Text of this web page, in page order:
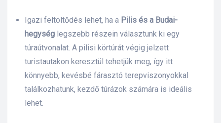
Igazi feltöltődés lehet, ha a Pilis és a Budai-
hegység legszebb részein választunk ki egy
túraútvonalat. A pilisi körtúrát végig jelzett
turistautakon keresztül tehetjük meg, így itt
könnyebb, kevésbé fárasztó terepviszonyokkal
találkozhatunk, kezdő túrázok számára is ideális
lehet.